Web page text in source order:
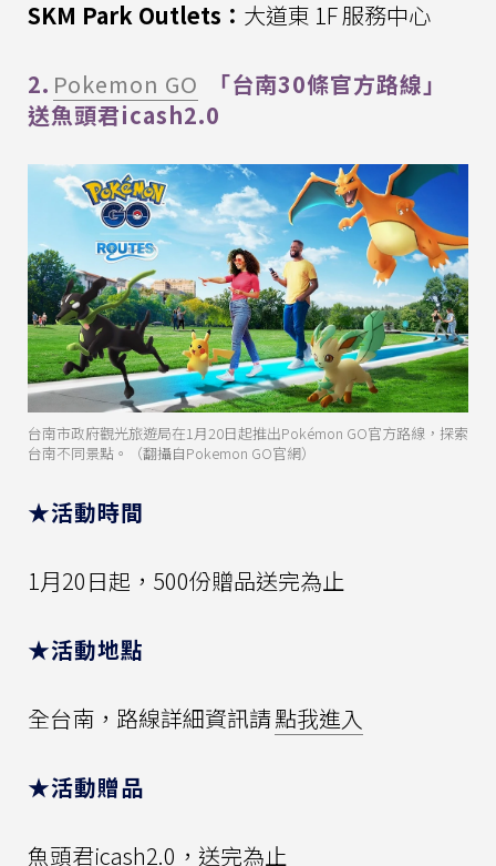
SKM Park Outlets： 大道東 1F 服務中心
2. Pokemon GO
「台南30條官方路線」
送魚頭君icash2.0
台南市政府觀光旅遊局在1月20日起推出Pokémon GO官方路線，探索
台南不同景點。（翻攝自Pokemon GO官網）
★活動時間
1月20日起，500份贈品送完為止
★活動地點
全台南，路線詳細資訊請點我進入
★活動贈品
魚頭君icash2.0，送完為止